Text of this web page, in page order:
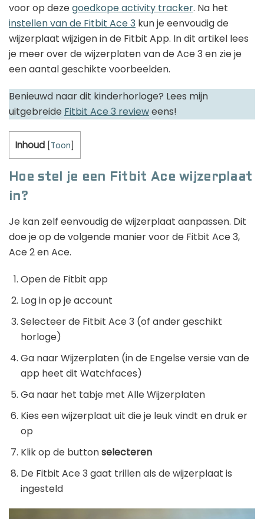
voor op dezegoedkope activity tracker. Na het
instellen van de Fitbit Ace 3 kun je eenvoudig de
wijzerplaat wijzigen in de Fitbit App. In dit artikel lees
je meer over de wijzerplaten van de Ace 3 en zie je
een aantal geschikte voorbeelden.
Benieuwd naar dit kinderhorloge? Lees mijn
uitgebreide Fitbit Ace 3 revieweens!
Inhoud [Toon]
Hoe stel je een Fitbit Ace wijzerplaat
in?
Je kan zelf eenvoudig de wijzerplaat aanpassen. Dit
doe je op de volgende manier voor de Fitbit Ace 3,
Ace 2 en Ace.
Open de Fitbit app
Log in op je account
Selecteer de Fitbit Ace 3 (of ander geschikt
horloge)
Ga naar Wijzerplaten (in de Engelse versie van de
app heet dit Watchfaces)
Ga naar het tabje met Alle Wijzerplaten
Kies een wijzerplaat uit die je leuk vindt en druk er
op
Klik op de buttonselecteren
De Fitbit Ace 3 gaat trillen als de wijzerplaat is
ingesteld